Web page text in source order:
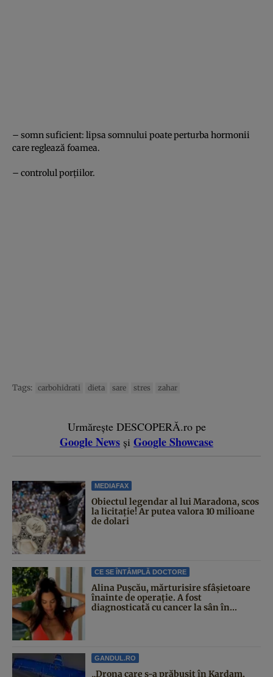
– somn suficient: lipsa somnului poate perturba hormonii
care reglează foamea.
– controlul porțiilor.
Tags: carbohidrati dieta sare stres zahar
Urmărește DESCOPERĂ.ro pe
Google News și Google Showcase
MEDIAFAX
Obiectul legendar al lui Maradona, scos
la licitație! Ar putea valora 10 milioane
de dolari
CE SE ÎNTÂMPLĂ DOCTORE
Alina Pușcău, mărturisire sfâșietoare
înainte de operație. A fost
diagnosticată cu cancer la sân în...
GANDUL.RO
„Drona care s-a prăbușit în Kardam,